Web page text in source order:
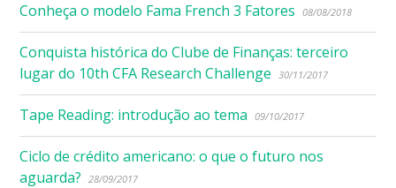
Conheça o modelo Fama French 3 Fatores 08/08/2018
Conquista histórica do Clube de Finanças: terceiro
lugar do 10th CFA Research Challenge
30/11/2017
Tape Reading: introdução ao tema 09/10/2017
Ciclo de crédito americano: o que o futuro nos
aguarda?
28/09/2017